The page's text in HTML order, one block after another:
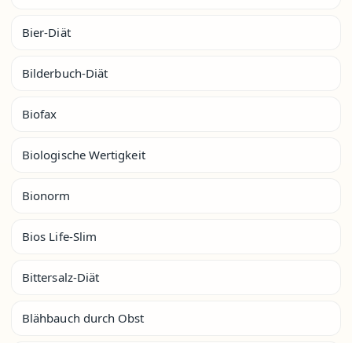
Bier-Diät
Bilderbuch-Diät
Biofax
Biologische Wertigkeit
Bionorm
Bios Life-Slim
Bittersalz-Diät
Blähbauch durch Obst